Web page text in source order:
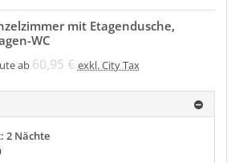
mit Etagendusche,
WC
ab 60,95 € exkl. City Tax
2 Nächte